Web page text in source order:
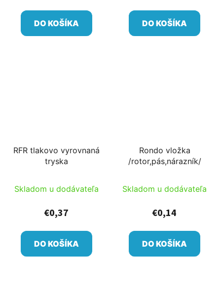
DO KOŠÍKA DO KOŠÍKA
RFR tlakovo vyrovnaná
tryska
Skladom u dodávateľa
€0,37
DO KOŠÍKA
Rondo vložka
/rotor,pás,nárazník/
Skladom u dodávateľa
€0,14
DO KOŠÍKA